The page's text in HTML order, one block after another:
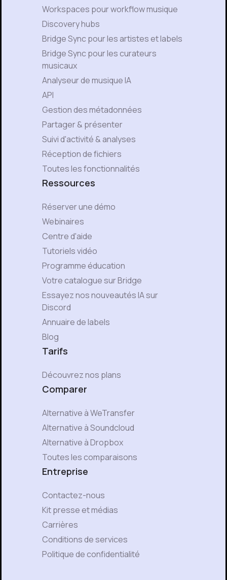
Workspaces pour workflow musique
Discovery hubs
Bridge Sync pour les artistes et labels
Bridge Sync pour les curateurs
musicaux
Analyseur de musique IA
API
Gestion des métadonnées
Partager & présenter
Suivi d'activité & analyses
Réception de fichiers
Toutes les fonctionnalités
Ressources
Réserver une démo
Webinaires
Centre d'aide
Tutoriels vidéo
Programme éducation
Votre catalogue sur Bridge
Essayez nos nouveautés IA sur
Discord
Annuaire de labels
Blog
Tarifs
Découvrez nos plans
Comparer
Alternative à WeTransfer
Alternative à Soundcloud
Alternative à Dropbox
Toutes les comparaisons
Entreprise
Contactez-nous
Kit presse et médias
Carrières
Conditions de services
Politique de confidentialité